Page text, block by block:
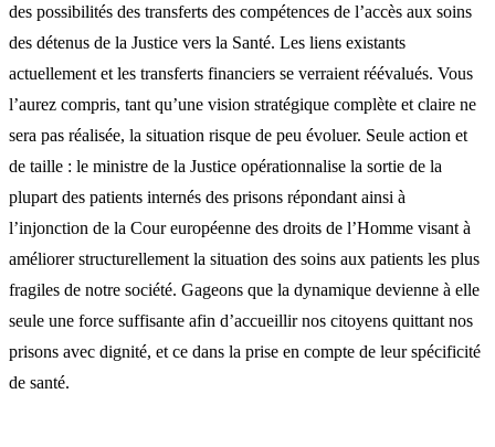
des possibilités des transferts des compétences de l’accès aux soins
des détenus de la Justice vers la Santé. Les liens existants
actuellement et les transferts financiers se verraient réévalués. Vous
l’aurez compris, tant qu’une vision stratégique complète et claire ne
sera pas réalisée, la situation risque de peu évoluer. Seule action et
de taille : le ministre de la Justice opérationnalise la sortie de la
plupart des patients internés des prisons répondant ainsi à
l’injonction de la Cour européenne des droits de l’Homme visant à
améliorer structurellement la situation des soins aux patients les plus
fragiles de notre société. Gageons que la dynamique devienne à elle
seule une force suffisante afin d’accueillir nos citoyens quittant nos
prisons avec dignité, et ce dans la prise en compte de leur spécificité
de santé.